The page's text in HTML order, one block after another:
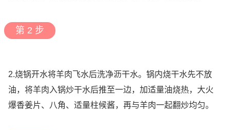
第 2 步
2.烧锅开水将羊肉飞水后洗净沥干水。锅内烧干水先不放
油，将羊肉入锅炒干水后推至一边，加适量油烧热，大火
爆香姜片、八角、适量柱候酱，再与羊肉一起翻炒均匀。